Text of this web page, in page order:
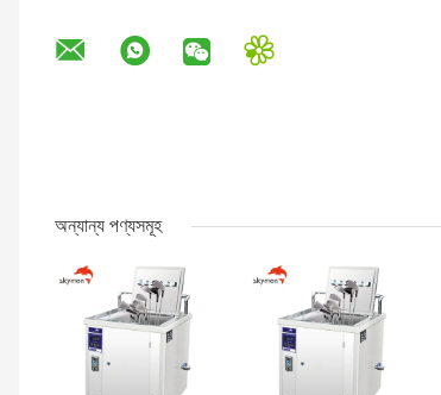
অন্যান্য পণ্যসমূহ